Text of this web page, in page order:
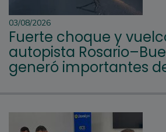
03/08/2026
Fuerte choque y
autopista
generó importantes